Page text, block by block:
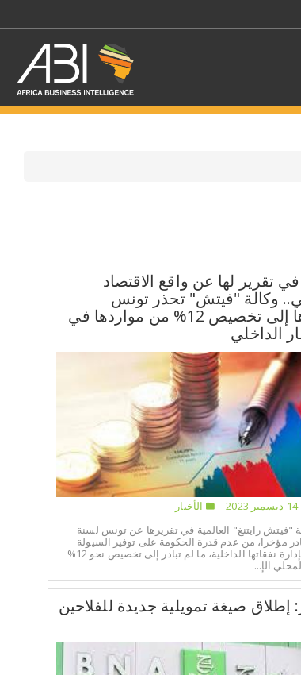
تقرير لها عن واقع الاقتصاد
وكالة "فيتش" تحذر تونس
وتدعوها إلى تخصيص 12% من مواردها في
الداخلي
14 ديسمبر 2023
الأخبار
"فيتش رايتنغ" العالمية في تقريرها عن تونس لسنة
الصادر مؤخرا، من عدم قدرة الحكومة على توفير السيولة
المطلوبة لإدارة نفقاتها الداخلية، ما لم تبادر إلى تخصيص نحو 12%
الإ...
إطلاق صيغة تمويلية جديدة للفلاحين